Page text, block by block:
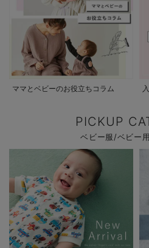
ママとベビーのお役立ちコラム
PICKUP
ベビー服/ベビー